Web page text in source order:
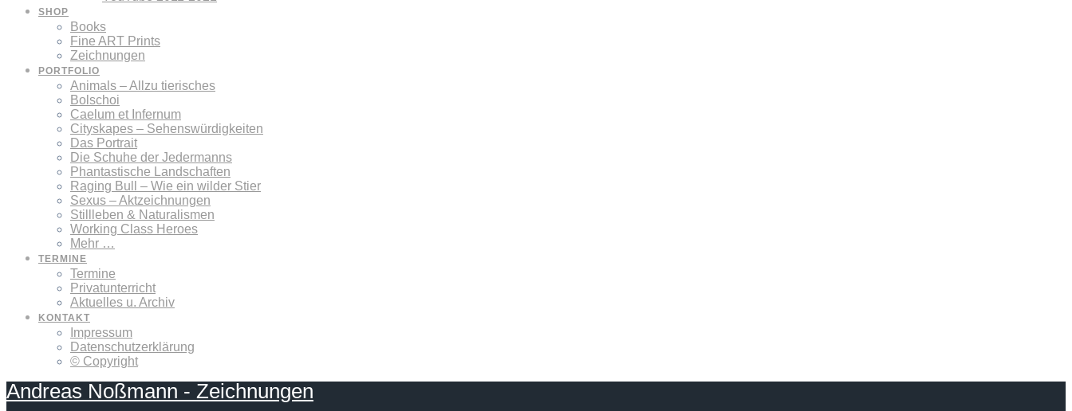
SHOP
Books
Fine ART Prints
Zeichnungen
PORTFOLIO
Animals – Allzu tierisches
Bolschoi
Caelum et Infernum
Cityskapes – Sehenswürdigkeiten
Das Portrait
Die Schuhe der Jedermanns
Phantastische Landschaften
Raging Bull – Wie ein wilder Stier
Sexus – Aktzeichnungen
Stillleben & Naturalismen
Working Class Heroes
Mehr …
TERMINE
Termine
Privatunterricht
Aktuelles u. Archiv
KONTAKT
Impressum
Datenschutzerklärung
© Copyright
Andreas Noßmann - Zeichnungen